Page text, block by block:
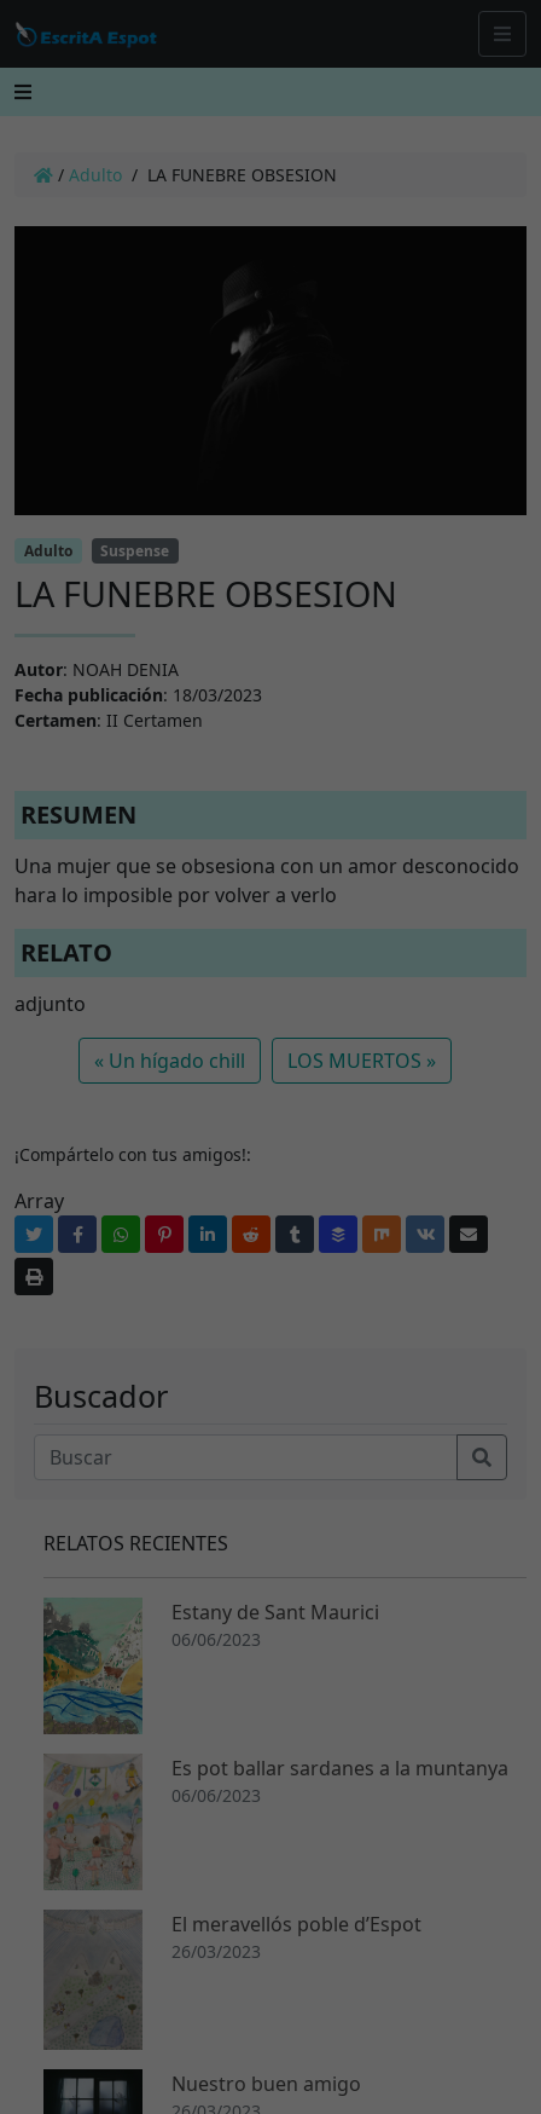
/ Adulto / LA FUNEBRE OBSESION
Adulto Suspense
LA FUNEBRE OBSESION
Autor: NOAH DENIA
Fecha publicación: 18/03/2023
Certamen: II Certamen
RESUMEN
Una mujer que se obsesiona con un amor desconocido
hara lo imposible por volver a verlo
RELATO
adjunto
Un hígado chill LOS MUERTOS
¡Compártelo con tus amigos!:
Array
Buscador
RELATOS RECIENTES
Estany de Sant Maurici
06/06/2023
Es pot ballar sardanes a la muntanya
06/06/2023
El meravellós poble d’Espot
26/03/2023
Nuestro buen amigo